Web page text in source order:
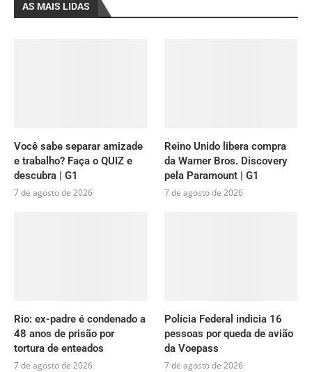
AS MAIS LIDAS
Você sabe separar amizade
e trabalho? Faça o QUIZ e
descubra | G1
7 de agosto de 2026
Reino Unido libera compra
da Warner Bros. Discovery
pela Paramount | G1
7 de agosto de 2026
Rio: ex-padre é condenado a
48 anos de prisão por
tortura de enteados
7 de agosto de 2026
Polícia Federal indicia 16
pessoas por queda de avião
da Voepass
7 de agosto de 2026